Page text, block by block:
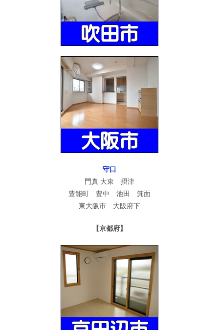
守口
門真 大東 摂津
豊能町 豊中 池田 箕面
東大阪市 大阪府下
【京都府】